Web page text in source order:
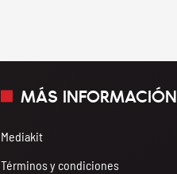
MÁS INFORMACIÓN
Mediakit
Términos y condiciones